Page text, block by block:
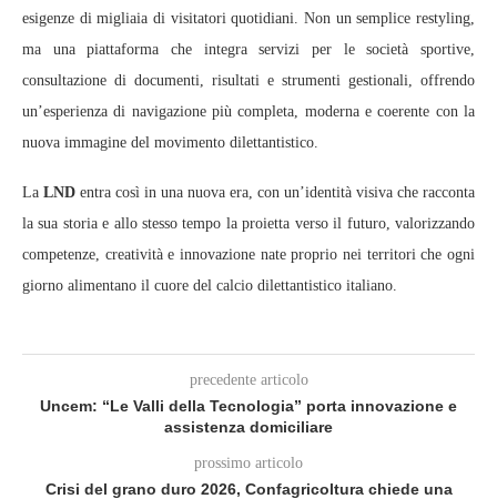
esigenze di migliaia di visitatori quotidiani. Non un semplice restyling,
ma una piattaforma che integra servizi per le società sportive,
consultazione di documenti, risultati e strumenti gestionali, offrendo
un’esperienza di navigazione più completa, moderna e coerente con la
nuova immagine del movimento dilettantistico.
La LND entra così in una nuova era, con un’identità visiva che racconta
la sua storia e allo stesso tempo la proietta verso il futuro, valorizzando
competenze, creatività e innovazione nate proprio nei territori che ogni
giorno alimentano il cuore del calcio dilettantistico italiano.
precedente articolo
Uncem: “Le Valli della Tecnologia” porta innovazione e
assistenza domiciliare
prossimo articolo
Crisi del grano duro 2026, Confagricoltura chiede una